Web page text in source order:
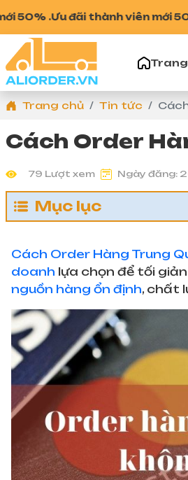
.Ưu đãi thành viên mới 50% .Ưu
Trang chủ Tin tức
Cách Order
79 Lượt xem Ngày đăng:
Mục lục
Cách Order Hàng Trung
doanh lựa chọn để tối
nguồn hàng ổn định, chất